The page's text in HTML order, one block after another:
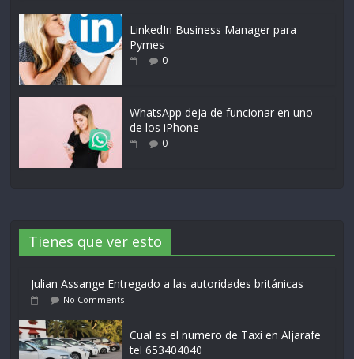
LinkedIn Business Manager para
Pymes
0
WhatsApp deja de funcionar en uno
de los iPhone
0
Tienes que ver esto
Julian Assange Entregado a las autoridades británicas
No Comments
Cual es el numero de Taxi en Aljarafe
tel 653404040